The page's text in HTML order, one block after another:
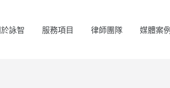
於詠智 服務項目 律師團隊 媒體案例